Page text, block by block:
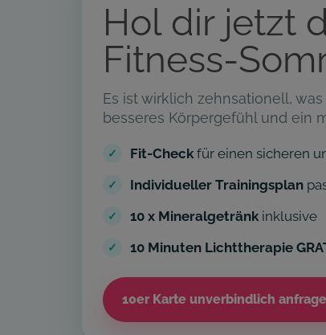
Hol dir jetzt
Fitness-
Es ist wirklich zehnsationell,
besseres Körpergefühl und ein
Fit-Checkfür einen sicheren
Individueller Trainingsplan
10 x Mineralgetränkinklusive
10 Minuten Lichttherapie
10er Karte unverbindlich